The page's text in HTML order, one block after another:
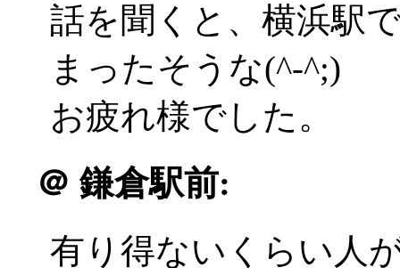
話を聞くと、横浜駅
まったそうな(^-^;)
お疲れ様でした。
＠ 鎌倉駅前:
有り得ないくらい人